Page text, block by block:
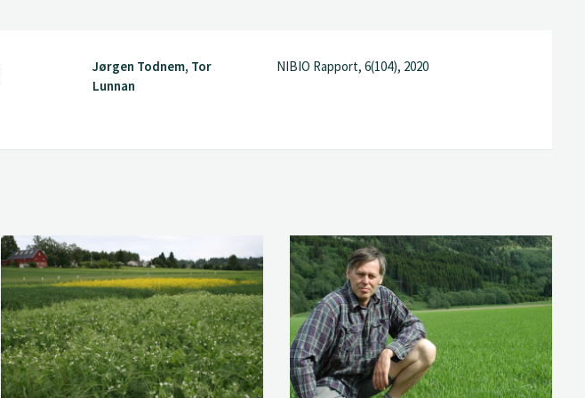
Jørgen Todnem, Tor
Lunnan
NIBIO Rapport, 6(104), 2020